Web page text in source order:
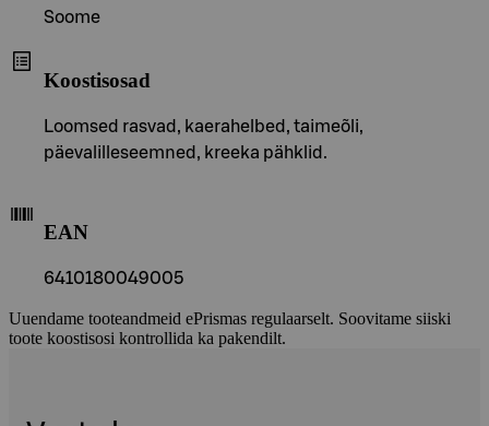
Soome
Koostisosad
Loomsed rasvad, kaerahelbed, taimeõli,
päevalilleseemned, kreeka pähklid.
EAN
6410180049005
Uuendame tooteandmeid ePrismas regulaarselt. Soovitame siiski
toote koostisosi kontrollida ka pakendilt.